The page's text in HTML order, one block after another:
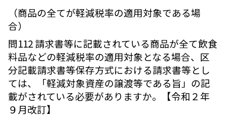
（商品の全てが軽減税率の適用対象である場
合）
問112 請求書等に記載されている商品が全て飲食
料品などの軽減税率の適用対象となる場合、区
分記載請求書等保存方式における請求書等とし
ては、「軽減対象資産の譲渡等である旨」の記
載がされている必要がありますか。【令和２年
９月改訂】